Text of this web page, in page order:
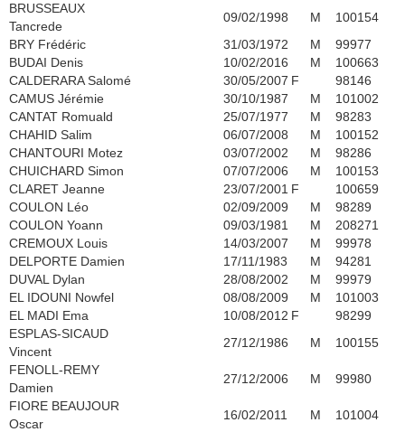
BRUSSEAUX
Tancrede
09/02/1998 M
100154
BRY Frédéric
31/03/1972 M
99977
BUDAI Denis
10/02/2016 M
100663
CALDERARA Salomé
30/05/2007 F
98146
CAMUS Jérémie
30/10/1987 M
101002
CANTAT Romuald
25/07/1977 M
98283
CHAHID Salim
06/07/2008 M
100152
CHANTOURI Motez
03/07/2002 M
98286
CHUICHARD Simon
07/07/2006 M
100153
CLARET Jeanne
23/07/2001 F
100659
COULON Léo
02/09/2009 M
98289
COULON Yoann
09/03/1981 M
208271
CREMOUX Louis
14/03/2007 M
99978
DELPORTE Damien
17/11/1983 M
94281
DUVAL Dylan
28/08/2002 M
99979
EL IDOUNI Nowfel
08/08/2009 M
101003
EL MADI Ema
10/08/2012 F
98299
ESPLAS-SICAUD
Vincent
27/12/1986 M
100155
FENOLL-REMY
Damien
27/12/2006 M
99980
FIORE BEAUJOUR
Oscar
16/02/2011 M
101004